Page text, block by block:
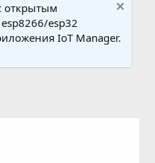
открытым
esp32
IoT Manager.